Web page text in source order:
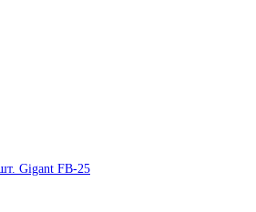
Gigant FB-25